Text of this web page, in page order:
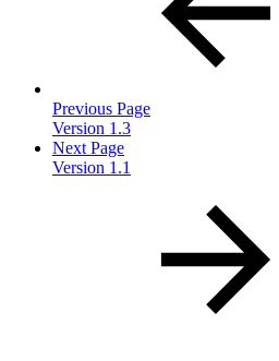
Previous Page
Version 1.3
Next Page
Version 1.1